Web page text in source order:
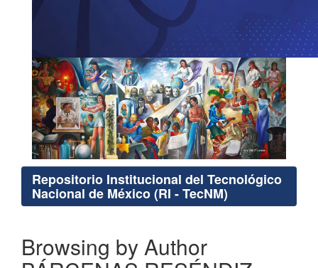
Repositorio Institucional del Tecnológico
Nacional de México (RI - TecNM)
Browsing by Author